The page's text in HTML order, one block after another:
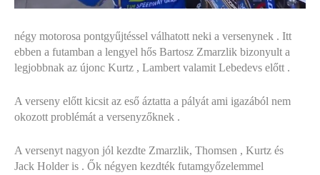
négy motorosa pontgyűjtéssel válhatott neki a versenynek . Itt
ebben a futamban a lengyel hős Bartosz Zmarzlik bizonyult a
legjobbnak az újonc Kurtz , Lambert valamit Lebedevs előtt .
A verseny előtt kicsit az eső áztatta a pályát ami igazából nem
okozott problémát a versenyzőknek .
A versenyt nagyon jól kezdte Zmarzlik, Thomsen , Kurtz és
Jack Holder is . Ők négyen kezdték futamgyőzelemmel